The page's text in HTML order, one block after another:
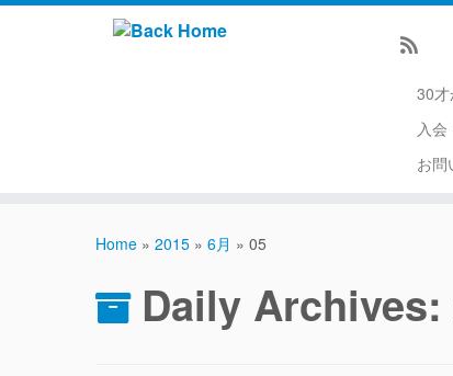
30
入
お問
Home » 2015 » 6月 » 05
Daily Archives: